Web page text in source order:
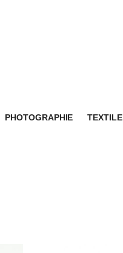
PHOTOGRAPHIE TEXTILE